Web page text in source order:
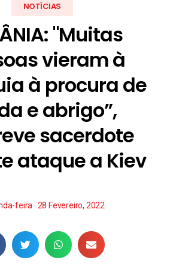
NOTÍCIAS
"Muitas
vieram à
à procura de
e abrigo”,
sacerdote
ataque a Kiev
feira · 28 Fevereiro, 2022